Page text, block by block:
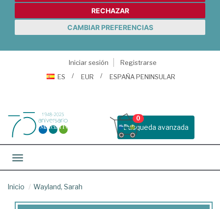
RECHAZAR
CAMBIAR PREFERENCIAS
Iniciar sesión
Registrarse
ES
EUR ESPAÑA PENINSULAR
Busqueda avanzada
0
Toggle navigation
Inicio Wayland, Sarah